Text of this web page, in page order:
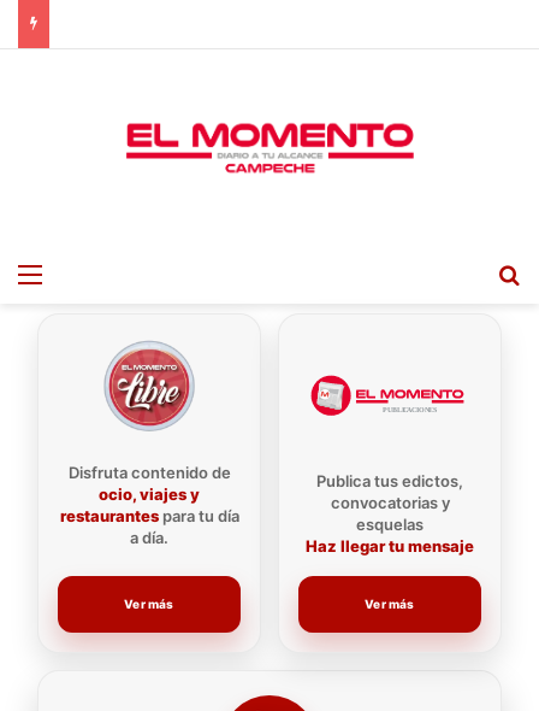
Menu
Disfruta contenido de
ocio, viajes y
restaurantespara tu día
a día.
Ver más
Publica tus edictos,
convocatorias y
esquelas
Haz llegar tu mensaje
Ver más